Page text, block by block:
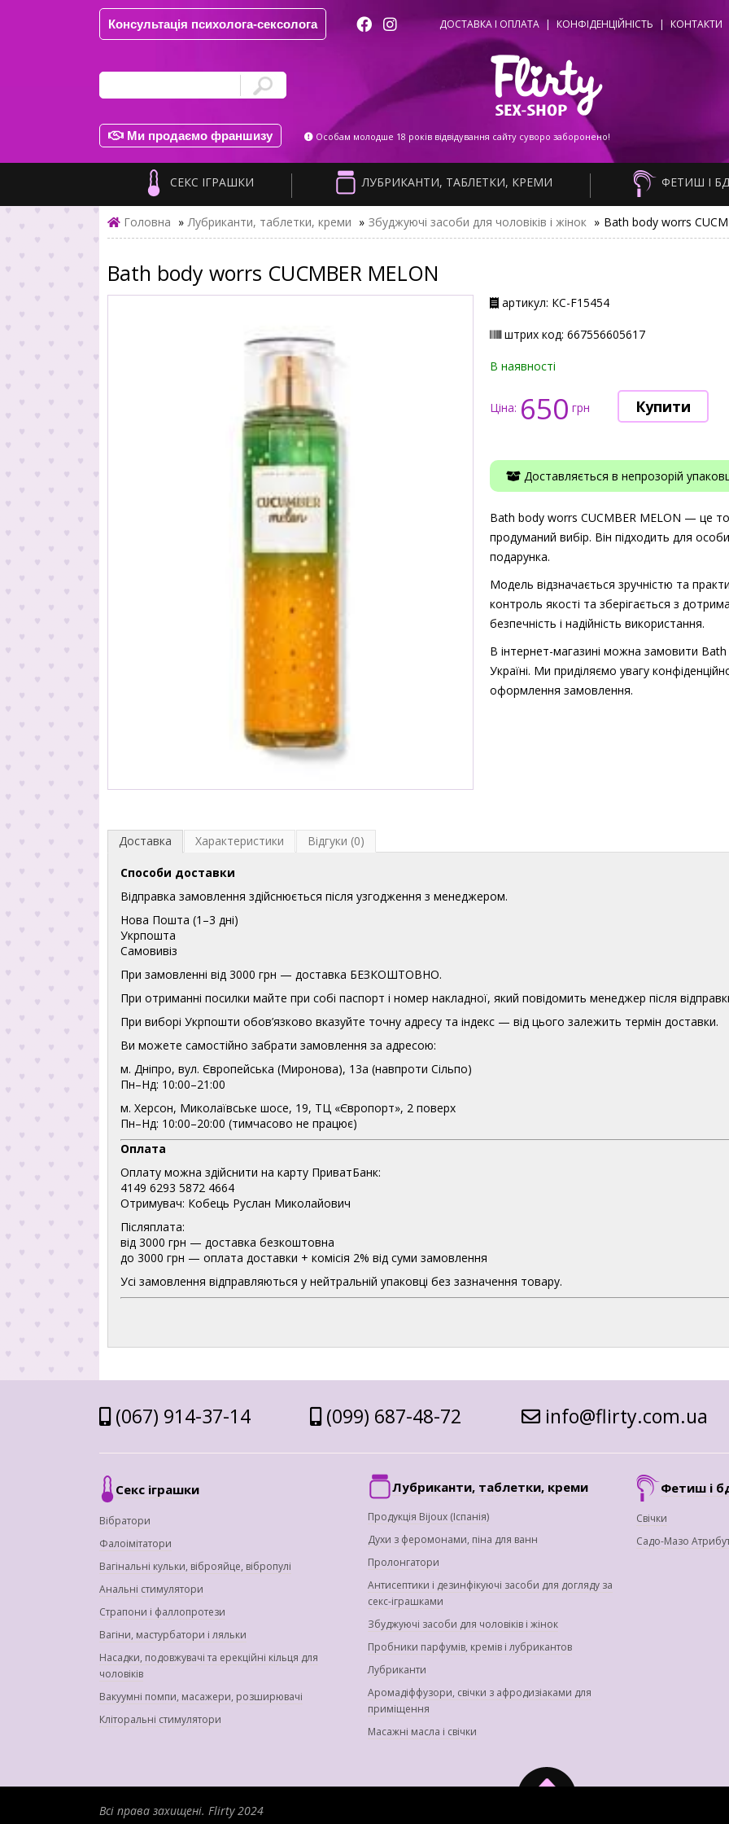
Консультація психолога-сексолога ДОСТАВКА І ОПЛАТА | КОНФІДЕНЦІЙНІСТЬ | КОНТАКТИ
Ми продаємо франшизу Особам молодше 18 років відвідування сайту суворо заборонено!
СЕКС ІГРАШКИ ЛУБРИКАНТИ, ТАБЛЕТКИ, КРЕМИ ФЕТИШ І
Головна » Лубриканти, таблетки, креми » Збуджуючі засоби для чоловіків і жінок » Bath body worrs
Bath body worrs CUCMBER MELON
артикул: КС-F15454
штрих код: 667556605617
В наявності
Ціна: 650 грн
Доставляється в непрозорій
Bath body worrs CUCMBER MELON — це
продуманий вибір. Він підходить для
подарунка.
Модель відзначається зручністю та
контроль якості та зберігається з
безпечність і надійність використання.
В інтернет-магазині можна замовити
Україні. Ми приділяємо увагу
оформлення замовлення.
Доставка Характеристики Відгуки (0)
Способи доставки
Відправка замовлення здійснюється після узгодження з менеджером.
Нова Пошта (1–3 дні)
Укрпошта
Самовивіз
При замовленні від 3000 грн — доставка БЕЗКОШТОВНО.
При отриманні посилки майте при собі паспорт і номер накладної, який повідомить менеджер після
При виборі Укрпошти обов’язково вказуйте точну адресу та індекс — від цього залежить термін доставки.
Ви можете самостійно забрати замовлення за адресою:
м. Дніпро, вул. Європейська (Миронова), 13а (навпроти Сільпо)
Пн–Нд: 10:00–21:00
м. Херсон, Миколаївське шосе, 19, ТЦ «Європорт», 2 поверх
Пн–Нд: 10:00–20:00 (тимчасово не працює)
Оплата
Оплату можна здійснити на карту ПриватБанк:
4149 6293 5872 4664
Отримувач: Кобець Руслан Миколайович
Післяплата:
від 3000 грн — доставка безкоштовна
до 3000 грн — оплата доставки + комісія 2% від суми замовлення
Усі замовлення відправляються у нейтральній упаковці без зазначення товару.
(067) 914-37-14 (099) 687-48-72 info@flirty.com.ua
Секс іграшки
Вібратори
Фалоімітатори
Вагінальні кульки, віброяйце, вібропулі
Анальні стимулятори
Страпони і фаллопротези
Вагіни, мастурбатори і ляльки
Насадки, подовжувачі та ерекційні кільця для
чоловіків
Вакуумні помпи, масажери, розширювачі
Кліторальні стимулятори
Лубриканти, таблетки, креми
Продукція Bijoux (Іспанія)
Духи з феромонами, піна для ванн
Пролонгатори
Антисептики і дезинфікуючі засоби для догляду за
секс-іграшками
Збуджуючі засоби для чоловіків і жінок
Пробники парфумів, кремів і лубрикантов
Лубриканти
Аромадіффузори, свічки з афродизіаками для
приміщення
Масажні масла і свічки
Фетиш і
Свічки
Садо-Мазо
Всі права захищені. Flirty 2024